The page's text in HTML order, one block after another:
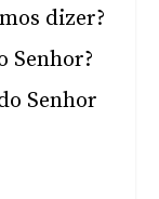
dizer?
Senhor?
Senhor